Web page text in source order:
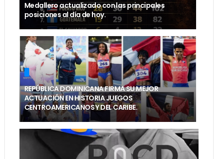
Medallero actualizado con las principales
posiciones al día de hoy.
REPÚBLICA DOMINICANA FIRMA SU MEJOR
ACTUACIÓN EN HISTORIA JUEGOS
CENTROAMERICANOS Y DEL CARIBE.